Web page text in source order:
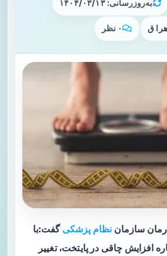
به‌روزرسانی: ۱۴۰۴/۰۳/۱۳
ق ۰ نظر
سازمان نظام پزشکی گفت:با
افزایش چاقی در پایتخت، تغییر